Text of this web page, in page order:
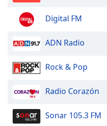
Digital FM
ADN Radio
Rock & Pop
Radio Corazón
Sonar 105.3 FM